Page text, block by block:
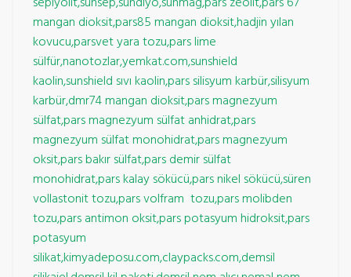
mangan dioksit,pars85 mangan dioksit,hadjin yılan
kovucu,parsvet yara tozu,pars lime
sülfür,nanotozlar,yemkat.com,sunshield
kaolin,sunshield sıvı kaolin,pars silisyum karbür,silisyum
karbür,dmr74 mangan dioksit,pars magnezyum
sülfat,pars magnezyum sülfat anhidrat,pars
magnezyum sülfat monohidrat,pars magnezyum
oksit,pars bakır sülfat,pars demir sülfat
monohidrat,pars kalay sökücü,pars nikel sökücü,süren
vollastonit tozu,pars volfram tozu,pars molibden
tozu,pars antimon oksit,pars potasyum hidroksit,pars
potasyum
silikat,kimyadeposu.com,claypacks.com,demsil